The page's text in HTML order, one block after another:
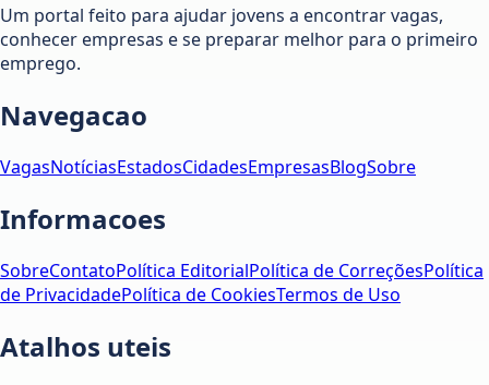
Um portal feito para ajudar jovens a encontrar vagas,
conhecer empresas e se preparar melhor para o primeiro
emprego.
Navegacao
VagasNotíciasEstadosCidadesEmpresasBlogSobre
Informacoes
SobreContatoPolítica EditorialPolítica de CorreçõesPolítica
de PrivacidadePolítica de CookiesTermos de Uso
Atalhos uteis